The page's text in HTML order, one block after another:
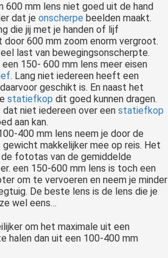
600 mm lens niet goed uit de hand
dat jeonscherpe beelden maakt.
die jij met je handen of lijf
600 mm zoom enorm vergroot.
last van bewegingsonscherpte.
150- 600 mm lens meer eisen
. Lang niet iedereen heeft een
geschikt is. En naast het
statiefkop dit goed kunnen dragen.
dat niet iedereen over eenstatiefkop
aan kan.
400 mm lens neem je door de
makkelijker mee op reis. Het
fototas van de gemiddelde
een 150-600 mm lens is toch een
om te vervoeren en neem je minder
De beste lens is de lens die je
wel eens…
om het maximale uit een
halen dan uit een 100-400 mm